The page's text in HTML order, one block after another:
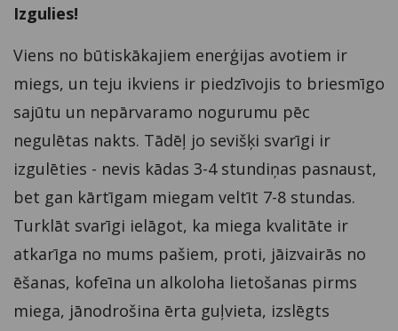
Izgulies!
Viens no būtiskākajiem enerģijas avotiem ir
miegs, un teju ikviens ir piedzīvojis to briesmīgo
sajūtu un nepārvaramo nogurumu pēc
negulētas nakts. Tādēļ jo sevišķi svarīgi ir
izgulēties - nevis kādas 3-4 stundiņas pasnaust,
bet gan kārtīgam miegam veltīt 7-8 stundas.
Turklāt svarīgi ielāgot, ka miega kvalitāte ir
atkarīga no mums pašiem, proti, jāizvairās no
ēšanas, kofeīna un alkoloha lietošanas pirms
miega, jānodrošina ērta guļvieta, izslēgts